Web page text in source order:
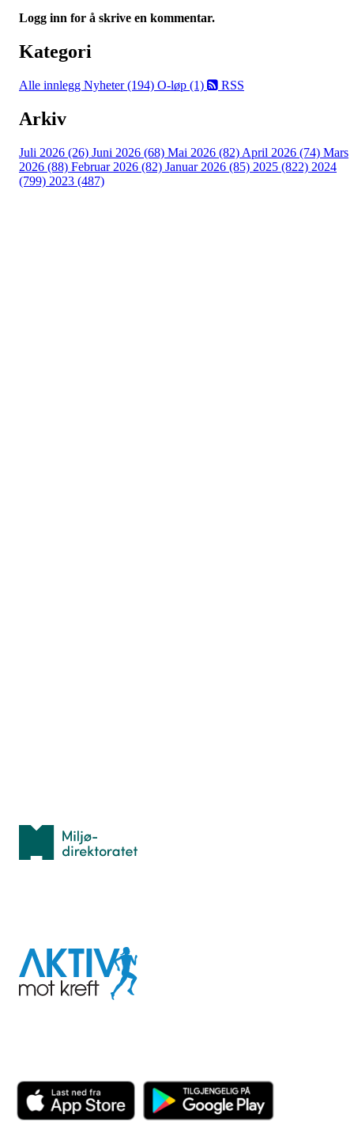
Logg inn for å skrive en kommentar.
Kategori
Alle innlegg Nyheter (194) O-løp (1) RSS
Arkiv
Juli 2026 (26) Juni 2026 (68) Mai 2026 (82) April 2026 (74) Mars
2026 (88) Februar 2026 (82) Januar 2026 (85) 2025 (822) 2024
(799) 2023 (487)